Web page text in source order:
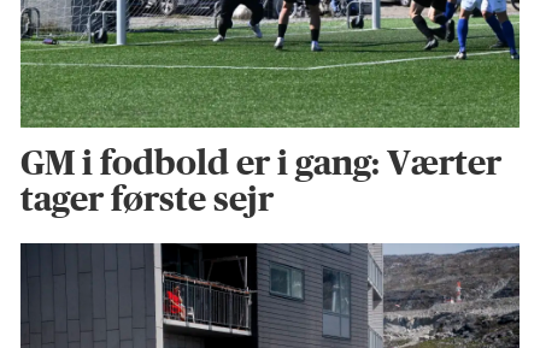
GM i fodbold er i gang: Værter
tager første sejr